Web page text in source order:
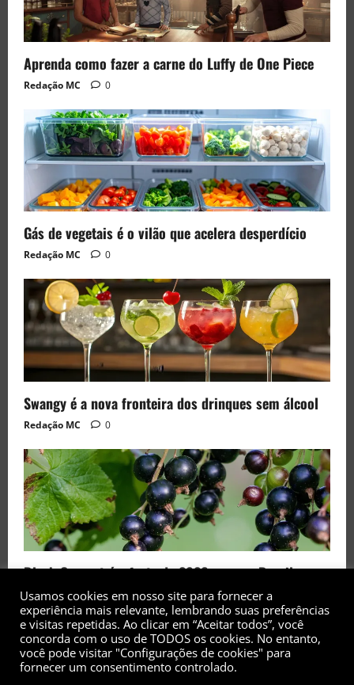
Aprenda como fazer a carne do Luffy de One Piece
Redação MC 0
Gás de vegetais é o vilão que acelera desperdício
Redação MC 0
Swangy é a nova fronteira dos drinques sem álcool
Redação MC 0
Black Currant é a fruta de 2026 rara no Brasil
Redação MC 0
Usamos cookies em nosso site para fornecer a
experiência mais relevante, lembrando suas preferências
e visitas repetidas. Ao clicar em “Aceitar todos”, você
concorda com o uso de TODOS os cookies. No entanto,
você pode visitar "Configurações de cookies" para
fornecer um consentimento controlado.